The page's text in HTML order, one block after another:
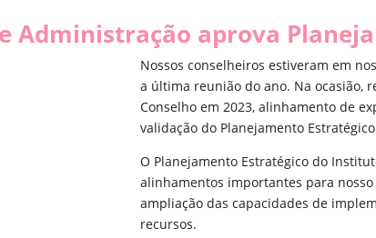
Administração aprova
Nossos conselheiros estiveram em
a última reunião do ano. Na ocasião,
Conselho em 2023, alinhamento de
validação do Planejamento
O Planejamento Estratégico do
alinhamentos importantes para
ampliação das capacidades de
recursos.